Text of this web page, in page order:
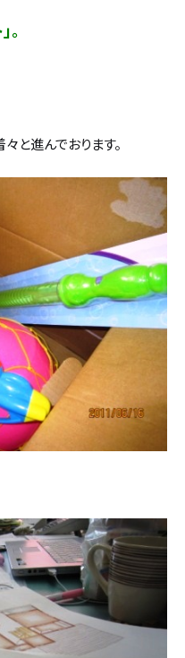
。
と進んでおります。